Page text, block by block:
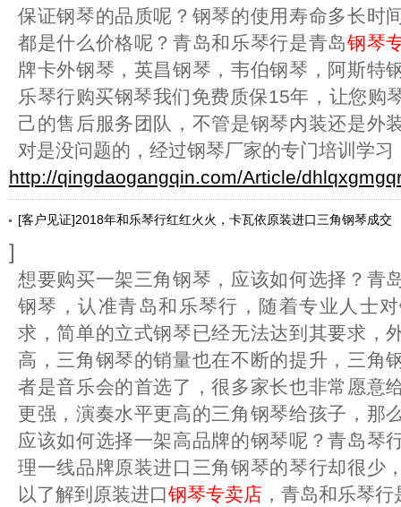
保证钢琴的品质呢？钢琴的使用寿命多长时
都是什么价格呢？青岛和乐琴行是青岛钢琴
牌卡外钢琴，英昌钢琴，韦伯钢琴，阿斯特
乐琴行购买钢琴我们免费质保15年，让您购
己的售后服务团队，不管是钢琴内装还是外
对是没问题的，经过钢琴厂家的专门培训学习
http://qingdaogangqin.com/Article/
[客户见证]2018年和乐琴行红红火火，卡瓦依原装进口三角钢琴成交
]
想要购买一架三角钢琴，应该如何选择？青
钢琴，认准青岛和乐琴行，随着专业人士
求，简单的立式钢琴已经无法达到其要求，
高，三角钢琴的销量也在不断的提升，三角
者是音乐会的首选了，很多家长也非常愿意
更强，演奏水平更高的三角钢琴给孩子，那
应该如何选择一架高品牌的钢琴呢？青岛琴
理一线品牌原装进口三角钢琴的琴行却很少
以了解到原装进口钢琴专卖店 ，青岛和乐琴